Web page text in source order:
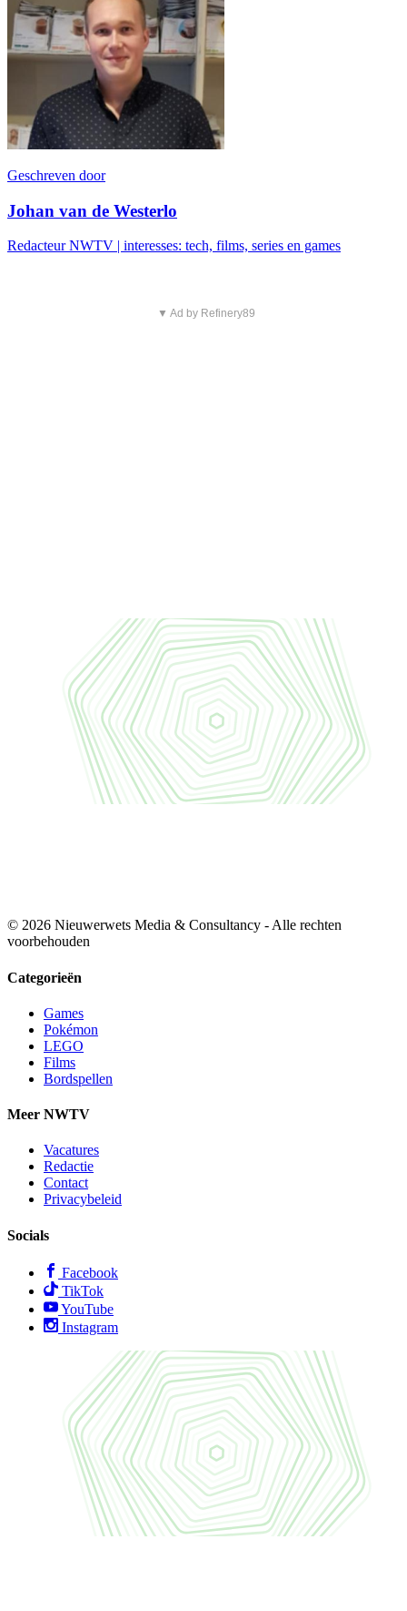
Geschreven door
Johan van de Westerlo
Redacteur NWTV | interesses: tech, films, series en games
▼ Ad by Refinery89
© 2026 Nieuwerwets Media & Consultancy - Alle rechten
voorbehouden
Categorieën
Games
Pokémon
LEGO
Films
Bordspellen
Meer NWTV
Vacatures
Redactie
Contact
Privacybeleid
Socials
Facebook
TikTok
YouTube
Instagram